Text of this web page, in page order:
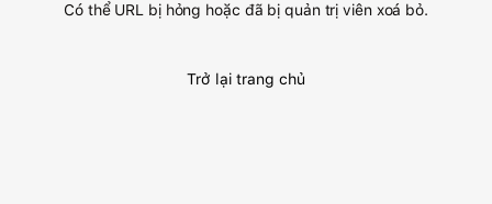
Có thể URL bị hỏng hoặc đã bị quản trị viên xoá bỏ.
Trở lại trang chủ